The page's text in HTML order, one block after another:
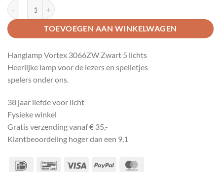
Hanglamp Vortex Zwart aantal
TOEVOEGEN AAN WINKELWAGEN
Hanglamp Vortex 3066ZW Zwart 5 lichts
Heerlijke lamp voor de lezers en spelletjes
spelers onder ons.
38 jaar liefde voor licht
Fysieke winkel
Gratis verzending vanaf € 35,-
Klantbeoordeling hoger dan een 9,1
IDeal Bancontact
Visa PayPal